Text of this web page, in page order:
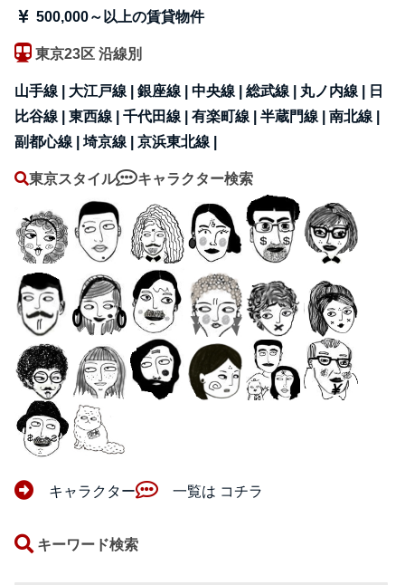
500,000～以上の賃貸物件
東京23区 沿線別
山手線 | 大江戸線 |銀座線 |中央線 |総武線 | 丸ノ内線 |
日
比谷線 |東西線 |千代田線 |有楽町線 |半蔵門線 |南北線 |
副都心線 |埼京線 |京浜東北線 |
東京スタイル キャラクター検索
キャラクター 一覧は コチラ
キーワード検索